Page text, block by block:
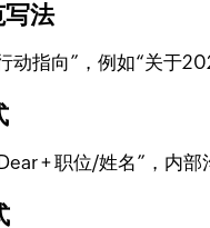
写法
动指向”，例如“关于
+ 职位/姓名”，内